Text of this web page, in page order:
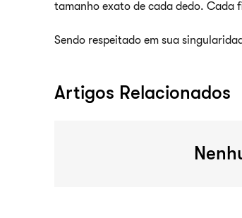
tamanho exato de cada dedo. Cada
Sendo respeitado em sua
Artigos Relacionados